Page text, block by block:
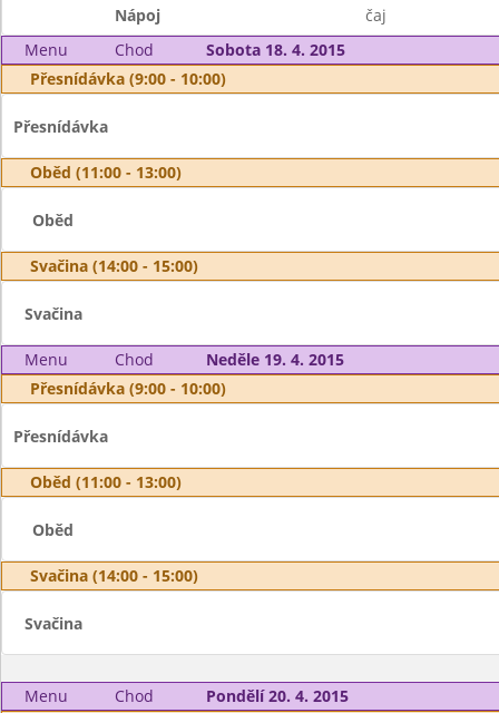
Nápoj
čaj
Menu
Chod
Sobota 18. 4. 2015
Přesnídávka (9:00 - 10:00)
Přesnídávka
Oběd (11:00 - 13:00)
Oběd
Svačina (14:00 - 15:00)
Svačina
Menu Chod
Neděle 19. 4. 2015
Přesnídávka (9:00 - 10:00)
Přesnídávka
Oběd (11:00 - 13:00)
Oběd
Svačina (14:00 - 15:00)
Svačina
Menu Chod
Pondělí 20. 4. 2015